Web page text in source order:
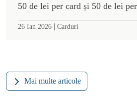
50 de lei per card și 50 de lei
26 Ian 2026 | Carduri
Mai multe articole